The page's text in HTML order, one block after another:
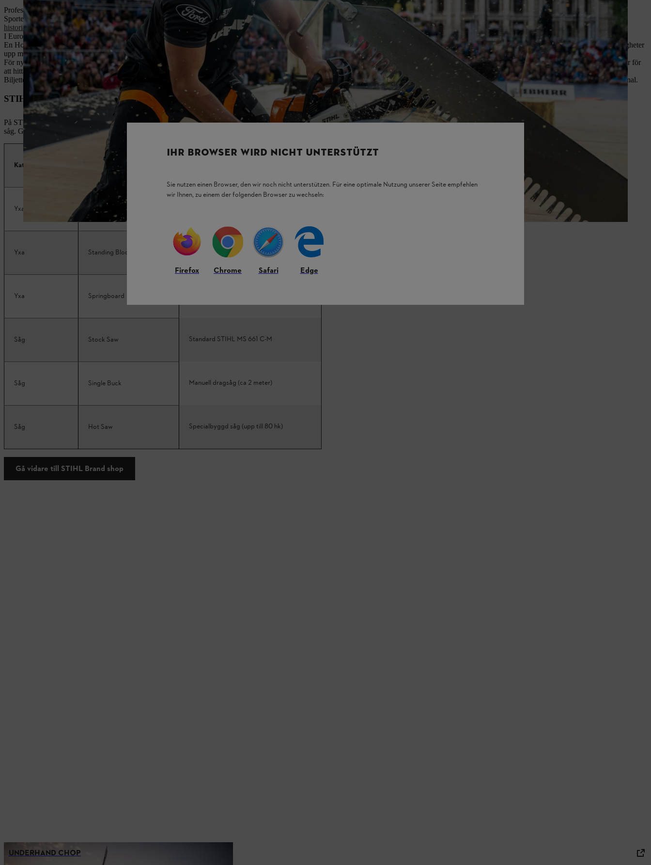
Professionell skogshuggning har en lång tradition som sträcker sig mer än 150 år tillbaka i tiden, vilket är anledningen till att det ofta kallas ”den ursprungliga extremsporten”.
Sporten har sitt ursprung i Australien och Nya Zeeland. Därifrån spred sig sporten till Kanada, USA, Europa och senast till Asien. Läs mer om STIHL TIMBERSPORTS®
historia.
I Europa används nästan uteslutande poppel (populus). Det är ett snabbväxande och relativt mjukt träslag som har en jämn struktur, vilket gör tävlingsförhållandena så rättvisa som möjligt för alla atleter.
En Hot Saw är "motorsågarnas Formel 1". Dessa sågar är ofta specialbyggda med motorer från snöskotrar eller motorcyklar. De kan ha upp till 80 hästkrafter, väga runt 27 kg och få kedjan att rotera i hastigheter
upp mot 240 km/h.
För nybörjare anordnas ofta specifika träningsläger eller "Rookie-dagar" där man får testa på grenarna under säker ledning av proffs. Kontakta din närmaste STIHL-representant eller sök efter lokala klubbar för
att hitta nästa tillfälle.
Biljetter till de stora eventen (som VM eller nordiska mästerskap) säljs vanligtvis via lokala biljettpartners inför säsongen. Många tävlingar sänds även via livestream på våra sociala medier eller YouTube-kanal.
STIHL TIMBERSPORTS® grenar
På STIHL TIMBERSPORTS® tävlar atleter i upp till sex traditionella tävlingsgrenar inom skogshuggning – beroende påtävlingsformat.Tre grenar utförs med yxa, tre med
såg. Grenarna med yxa omfattarUnderhand Chop
Kategori
Yxa Underhand Chop
Yxa Standing Block Chop Specialslipad tävlingsyxa
Yxa Springboard
Såg Stock Saw Standard STIHL MS 661 C-M
Såg Single Buck Manuell dragsåg (ca 2 meter)
Såg Hot Saw Specialbyggd såg (upp till 80 hk)
Gå vidare till STIHL Brand shop
UNDERHAND CHOP
IHR BROWSER WIRD NICHT UNTERSTÜTZT
Sie nutzen einen Browser, den wir noch nicht unterstützen. Für eine optimale Nutzung unserer Seite empfehlen
wir Ihnen, zu einem der folgenden Browser zu wechseln:
Firefox Chrome Safari Edge